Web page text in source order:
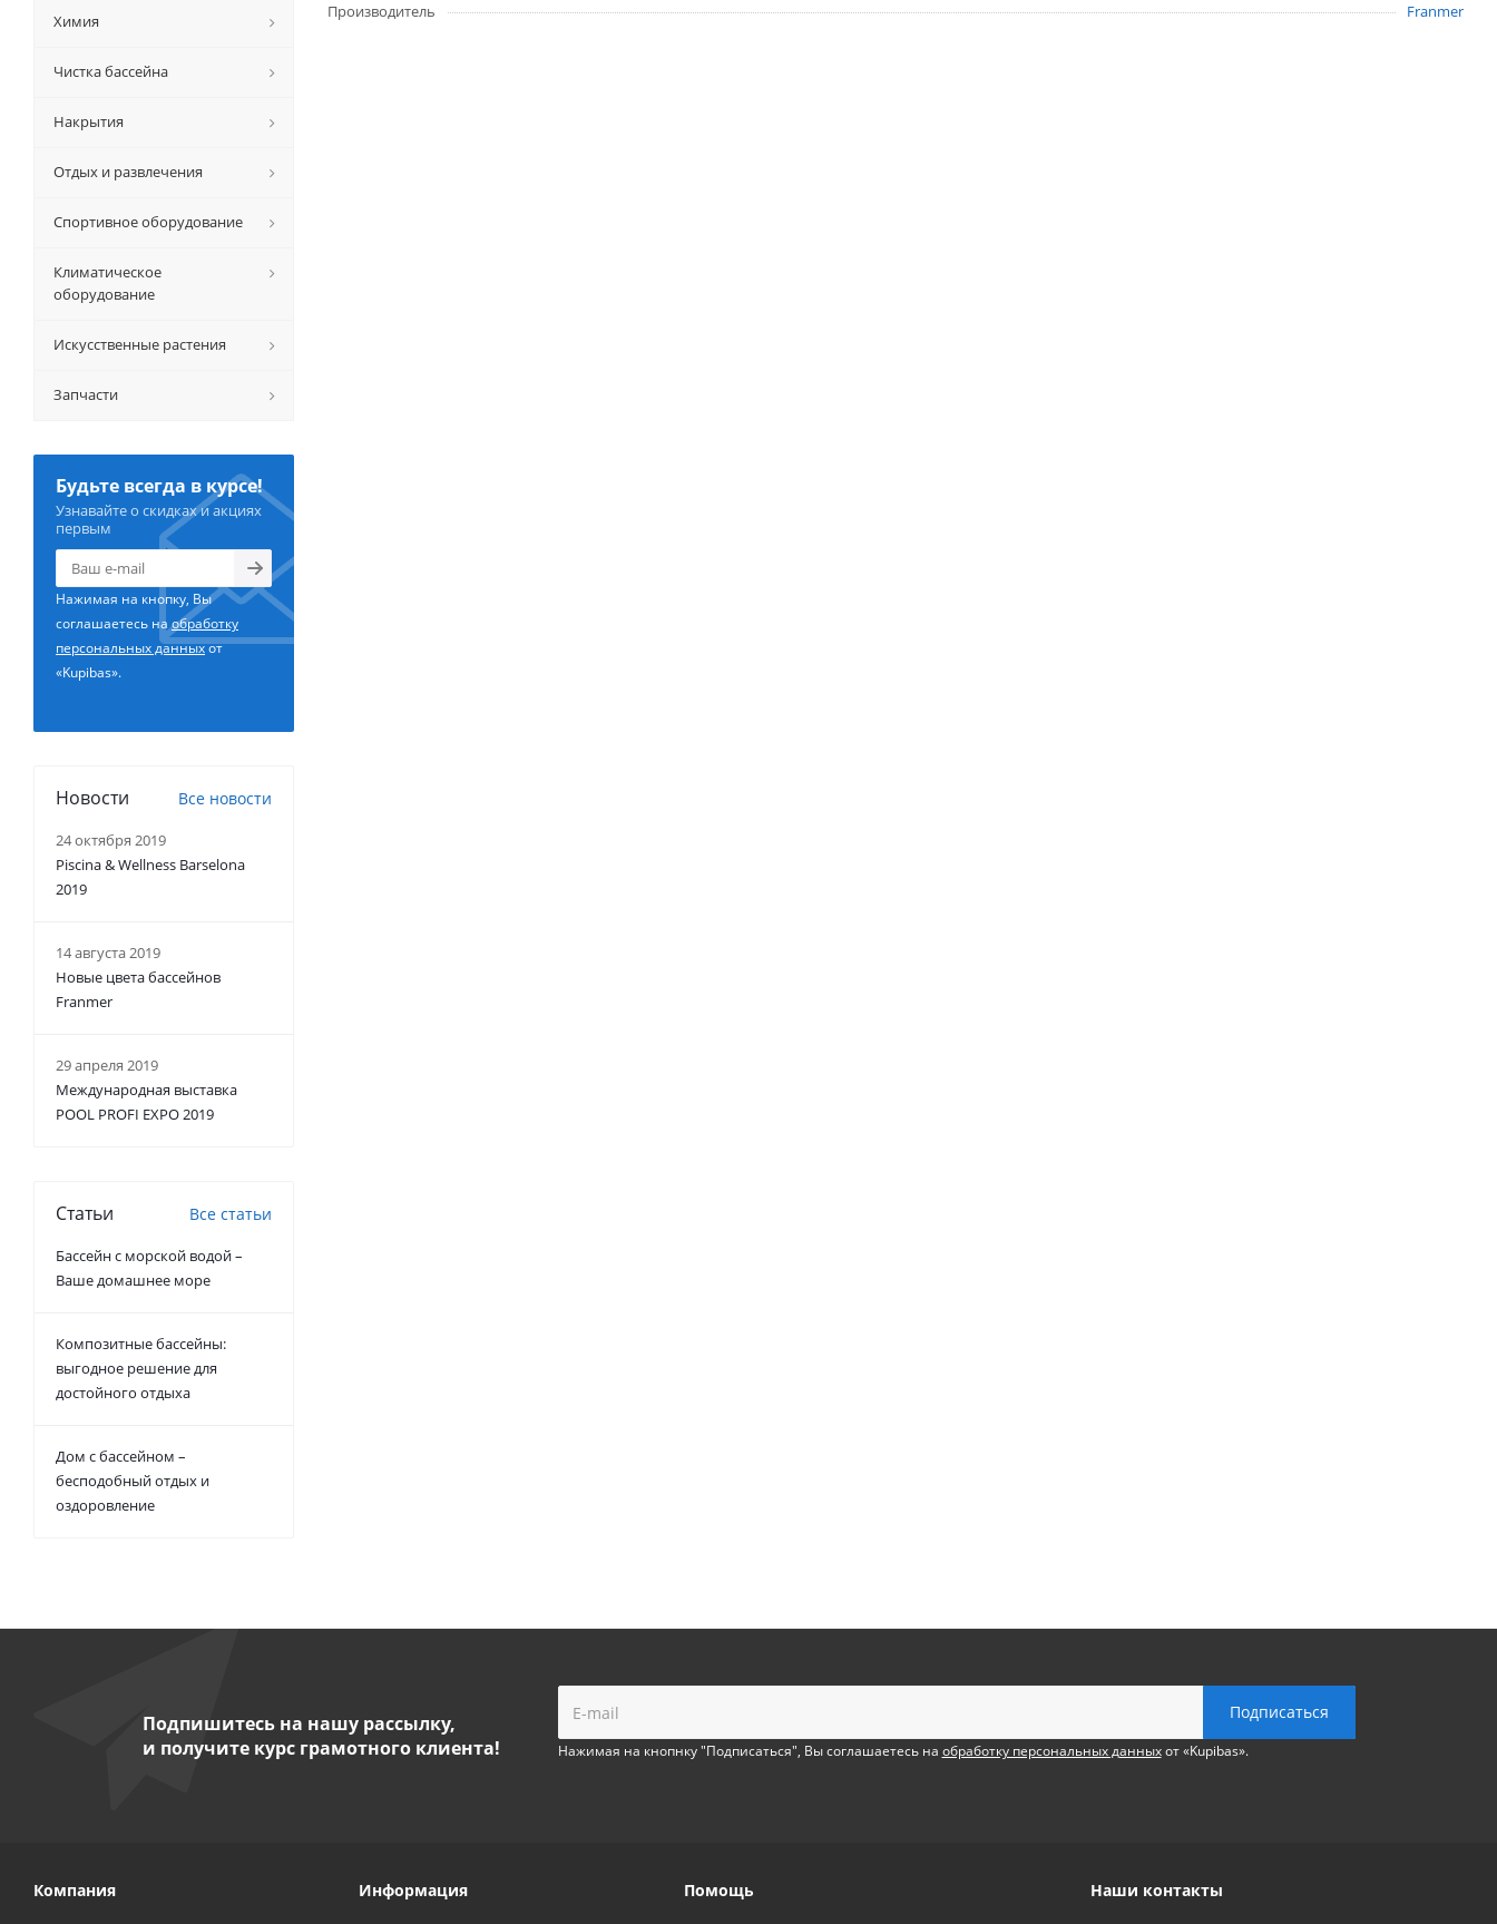
Производитель Franmer
Химия
Чистка бассейна
Накрытия
Отдых и развлечения
Спортивное оборудование
Климатическое
оборудование
Искусственные растения
Запчасти
Будьте всегда в курсе!
Узнавайте о скидках и акциях
первым
Нажимая на кнопку, Вы
соглашаетесь наобработку
персональных данныхот
«Kupibas».
Новости Все новости
24 октября 2019
Piscina & Wellness Barselona
2019
14 августа 2019
Новые цвета бассейнов
Franmer
29 апреля 2019
Международная выставка
POOL PROFI EXPO 2019
Статьи Все статьи
Бассейн с морской водой –
Ваше домашнее море
Композитные бассейны:
выгодное решение для
достойного отдыха
Дом с бассейном –
бесподобный отдых и
оздоровление
Подпишитесь на нашу рассылку,
и получите курс грамотного клиента!
Нажимая на кнопнку "Подписаться", Вы соглашаетесь на обработку персональных данныхот «Kupibas».
Компания Информация Помощь Наши контакты